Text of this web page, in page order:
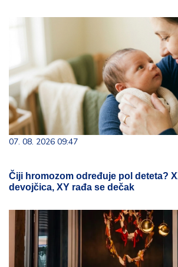
07. 08. 2026 09:47
Čiji hromozom određuje pol deteta?
devojčica, XY rađa se dečak